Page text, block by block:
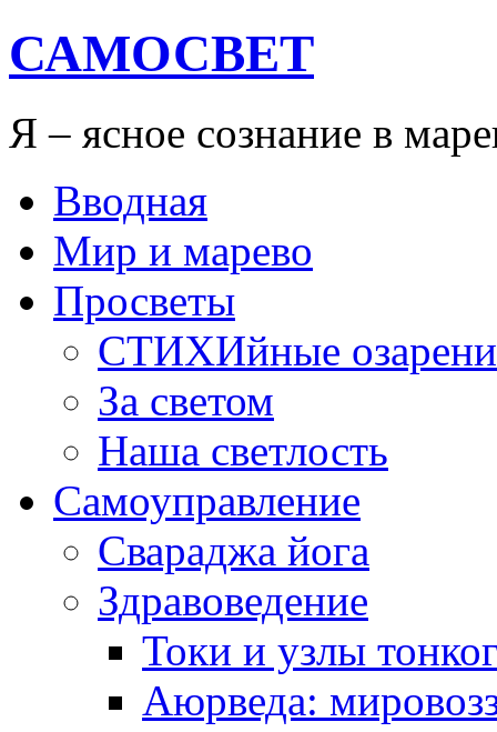
САМОСВЕТ
Я – ясное сознание в
Вводная
Мир и марево
Просветы
СТИХИйные
За светом
Наша светлость
Самоуправление
Свараджа йога
Здравоведение
Токи и узлы
Аюрведа: